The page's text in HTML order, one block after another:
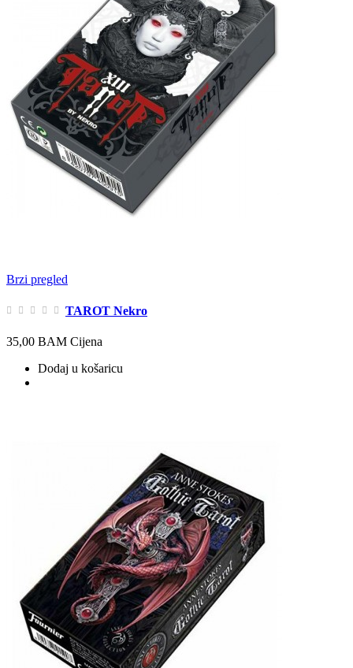
Brzi pregled
TAROT Nekro
35,00 BAM Cijena
Dodaj u košaricu